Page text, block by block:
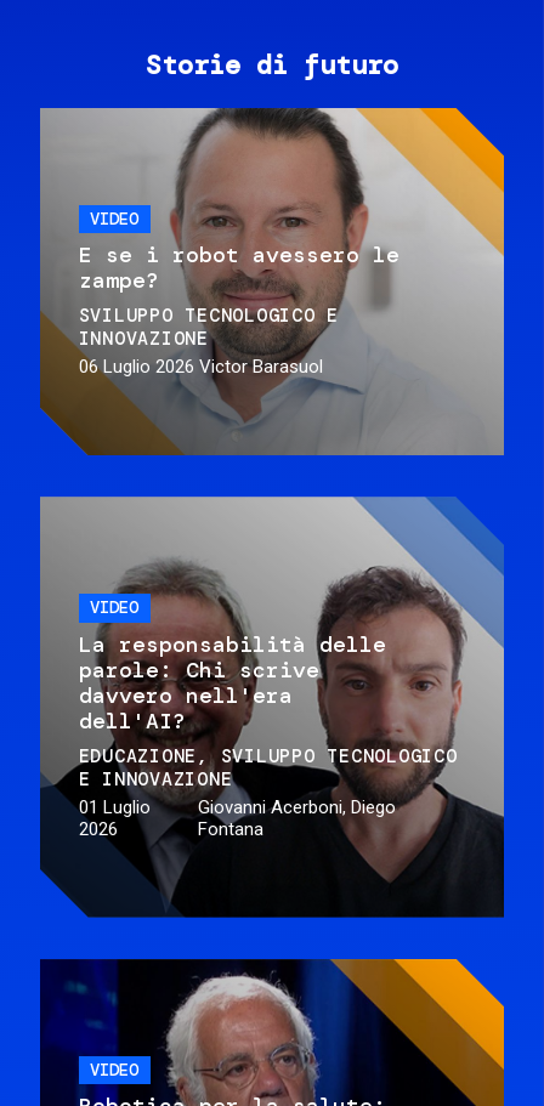
Storie di futuro
VIDEO
E se i robot avessero le
zampe?
SVILUPPO TECNOLOGICO E
INNOVAZIONE
06 Luglio 2026 Victor Barasuol
VIDEO
La responsabilità delle
parole: Chi scrive
davvero nell'era
dell'AI?
EDUCAZIONE
SVILUPPO TECNOLOGICO
E INNOVAZIONE
01 Luglio
2026
Giovanni Acerboni, Diego
Fontana
VIDEO